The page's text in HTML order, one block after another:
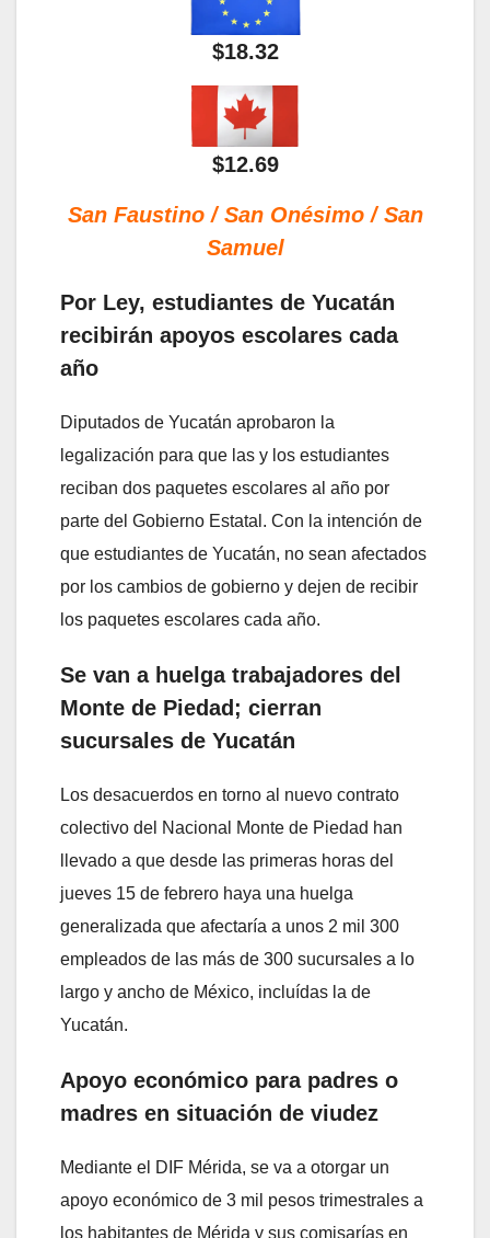
$18.32
$12.69
San Faustino / San Onésimo / San
Samuel
Por Ley, estudiantes de Yucatán
recibirán apoyos escolares cada
año
Diputados de Yucatán aprobaron la
legalización para que las y los estudiantes
reciban dos paquetes escolares al año por
parte del Gobierno Estatal. Con la intención de
que estudiantes de Yucatán, no sean afectados
por los cambios de gobierno y dejen de recibir
los paquetes escolares cada año.
Se van a huelga trabajadores del
Monte de Piedad; cierran
sucursales de Yucatán
Los desacuerdos en torno al nuevo contrato
colectivo del Nacional Monte de Piedad han
llevado a que desde las primeras horas del
jueves 15 de febrero haya una huelga
generalizada que afectaría a unos 2 mil 300
empleados de las más de 300 sucursales a lo
largo y ancho de México, incluídas la de
Yucatán.
Apoyo económico para padres o
madres en situación de viudez
Mediante el DIF Mérida, se va a otorgar un
apoyo económico de 3 mil pesos trimestrales a
los habitantes de Mérida y sus comisarías en